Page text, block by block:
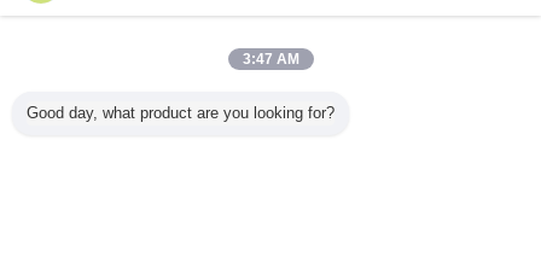
Todos os Produtos
3:47 AM
Good day, what product are you looking for?